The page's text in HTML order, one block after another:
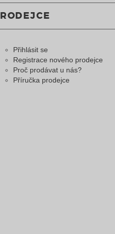
Přihlásit se
Registrace nového prodejce
Proč prodávat u nás?
Příručka prodejce